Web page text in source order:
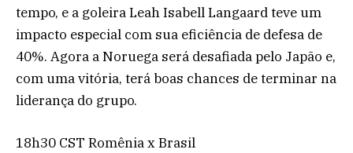
tempo, e a goleira Leah Isabell Langaard teve um
impacto especial com sua eficiência de defesa de
40%. Agora a Noruega será desafiada pelo Japão e,
com uma vitória, terá boas chances de terminar na
liderança do grupo.
18h30 CST Romênia x Brasil